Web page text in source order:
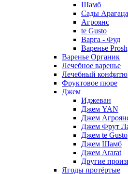
Шамб
Сады Арагаца
Агроянс
te Gusto
Варга - Фуд
Варенье
Варенье Органик
Лечебное варенье
Лечебный
Фруктовое пюре
Джем
Иджеван
Джем YAN
Джем
Джем Фрут
Джем te Gusto
Джем Шамб
Джем Ararat
Другие
Ягоды протёртые